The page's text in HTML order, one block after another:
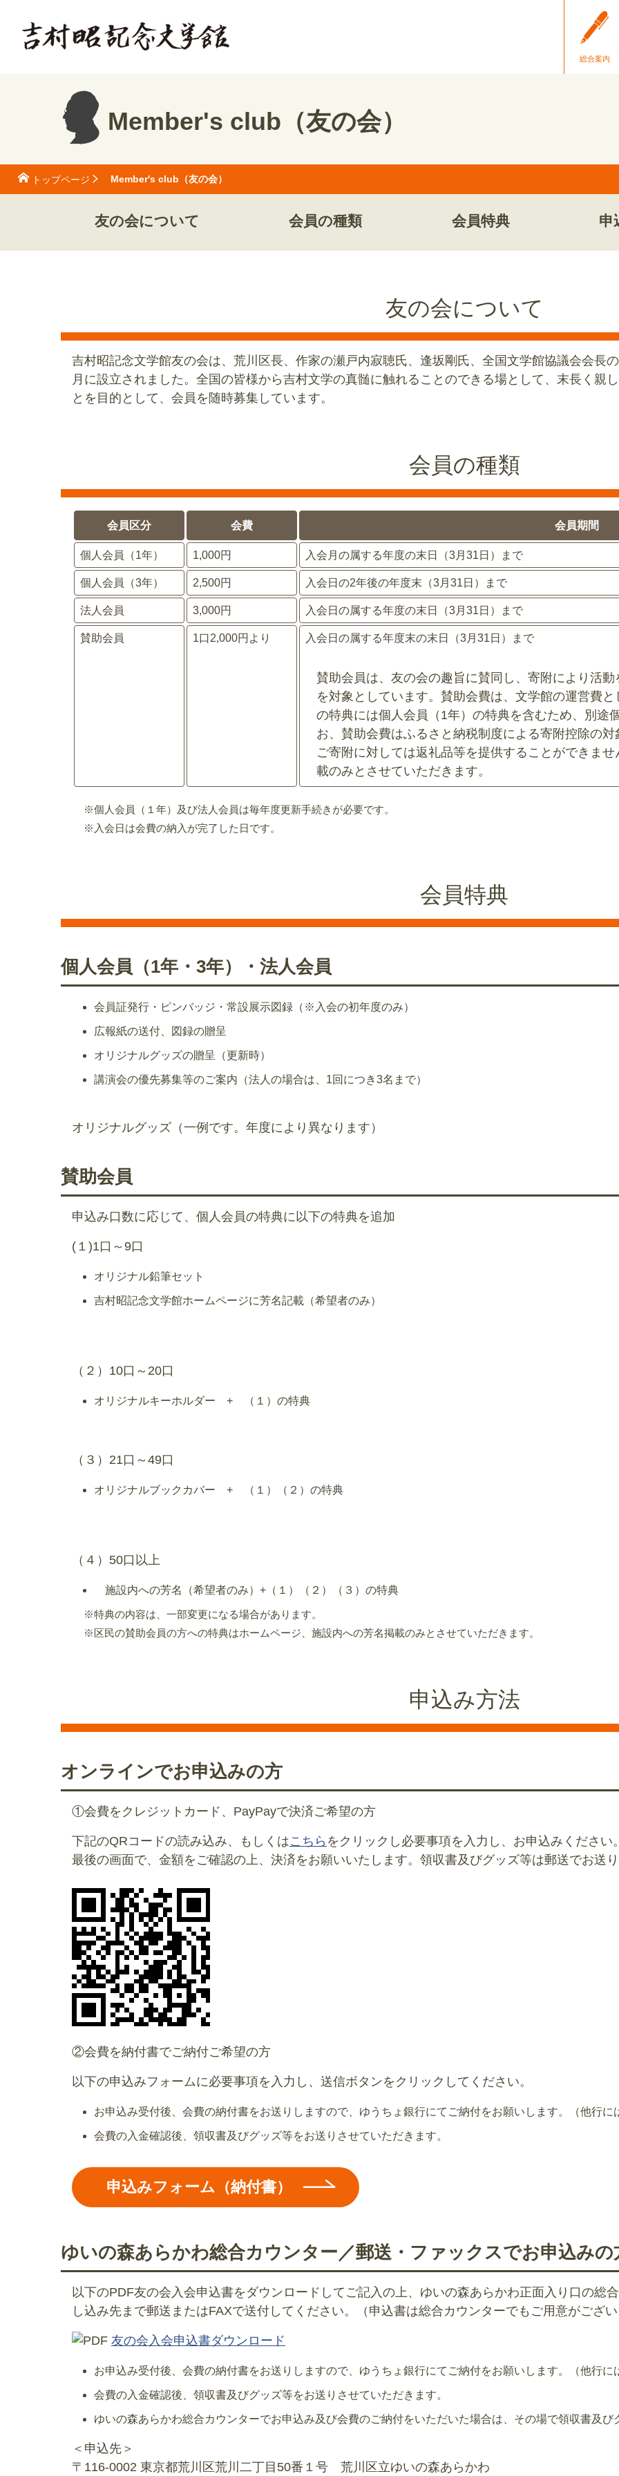
総合案内
Member's club（友の会）
トップページ Member's club（友の会）
友の会について 会員の種類 会員特典 申
友の会について
吉村昭記念文学館友の会は、荒川区長、作家の瀬戸内寂聴氏、逢坂剛氏、全国文学館協議会会長
月に設立されました。全国の皆様から吉村文学の真髄に触れることのできる場として、末長く親
とを目的として、会員を随時募集しています。
会員の種類
会員区分 会費 会員期間
個人会員（1年） 1,000円 入会月の属する年度の末日（3月31日）まで
個人会員（3年） 2,500円 入会日の2年後の年度末（3月31日）まで
法人会員 3,000円 入会日の属する年度の末日（3月31日）まで
賛助会員 1口2,000円より 入会日の属する年度末の末日（3月31日）まで
賛助会員は、友の会の趣旨に賛同し、寄附により活
を対象としています。賛助会費は、文学館の運営費
の特典には個人会員（1年）の特典を含むため、別途
お、賛助会費はふるさと納税制度による寄附控除の
ご寄附に対しては返礼品等を提供することができま
載のみとさせていただきます。
※個人会員（１年）及び法人会員は毎年度更新手続きが必要です。
※入会日は会費の納入が完了した日です。
会員特典
個人会員（1年・3年）・法人会員
会員証発行・ピンバッジ・常設展示図録（※入会の初年度のみ）
広報紙の送付、図録の贈呈
オリジナルグッズの贈呈（更新時）
講演会の優先募集等のご案内（法人の場合は、1回につき3名まで）
オリジナルグッズ（一例です。年度により異なります）
賛助会員
申込み口数に応じて、個人会員の特典に以下の特典を追加
(１)1口～9口
オリジナル鉛筆セット
吉村昭記念文学館ホームページに芳名記載（希望者のみ）
（２）10口～20口
オリジナルキーホルダー + （１）の特典
（３）21口～49口
オリジナルブックカバー + （１）（２）の特典
（４）50口以上
施設内への芳名（希望者のみ）+（１）（２）（３）の特典
※特典の内容は、一部変更になる場合があります。
※区民の賛助会員の方への特典はホームページ、施設内への芳名掲載のみとさせていただきます。
申込み方法
オンラインでお申込みの方
①会費をクレジットカード、PayPayで決済ご希望の方
下記のQRコードの読み込み、もしくはこちら をクリックし必要事項を入力し、お申込みください
最後の画面で、金額をご確認の上、決済をお願いいたします。領収書及びグッズ等は郵送でお送
②会費を納付書でご納付ご希望の方
以下の申込みフォームに必要事項を入力し、送信ボタンをクリックしてください。
お申込み受付後、会費の納付書をお送りしますので、ゆうちょ銀行にてご納付をお願いします。（他行
会費の入金確認後、領収書及びグッズ等をお送りさせていただきます。
申込みフォーム（納付書）
ゆいの森あらかわ総合カウンター／郵送・ファックスでお申込みの
以下のPDF友の会入会申込書をダウンロードしてご記入の上、ゆいの森あらかわ正面入り口の総
し込み先まで郵送またはFAXで送付してください。（申込書は総合カウンターでもご用意がござ
友の会入会申込書ダウンロード
お申込み受付後、会費の納付書をお送りしますので、ゆうちょ銀行にてご納付をお願いします。（他行
会費の入金確認後、領収書及びグッズ等をお送りさせていただきます。
ゆいの森あらかわ総合カウンターでお申込み及び会費のご納付をいただいた場合は、その場で領収書及
＜申込先＞
〒116-0002 東京都荒川区荒川二丁目50番１号 荒川区立ゆいの森あらかわ